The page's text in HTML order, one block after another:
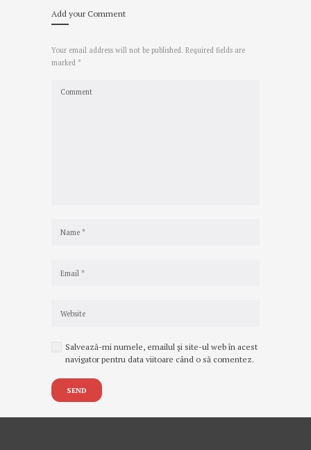
Add your Comment
Your email address will not be published. Required fields are
marked *
Salvează-mi numele, emailul și site-ul web în acest
navigator pentru data viitoare când o să comentez.